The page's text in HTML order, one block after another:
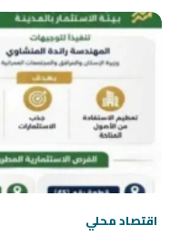
اقتصاد محلي